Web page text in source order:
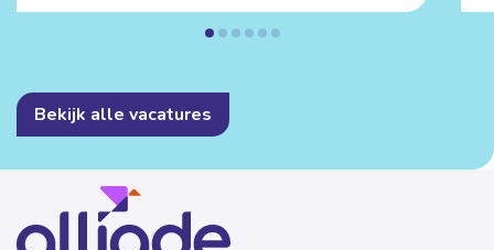
Bekijk alle vacatures